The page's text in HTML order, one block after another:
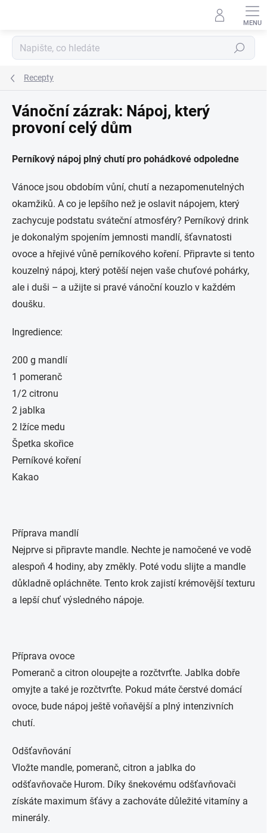
Hledat
Recepty
Vánoční zázrak: Nápoj, který
provoní celý dům
Perníkový nápoj plný chutí pro pohádkové odpoledne
Vánoce jsou obdobím vůní, chutí a nezapomenutelných
okamžiků. A co je lepšího než je oslavit nápojem, který
zachycuje podstatu sváteční atmosféry? Perníkový drink
je dokonalým spojením jemnosti mandlí, šťavnatosti
ovoce a hřejivé vůně perníkového koření. Připravte si tento
kouzelný nápoj, který potěší nejen vaše chuťové pohárky,
ale i duši – a užijte si pravé vánoční kouzlo v každém
doušku.
Ingredience:
200 g mandlí
1 pomeranč
1/2 citronu
2 jablka
2 lžíce medu
Špetka skořice
Perníkové koření
Kakao
Příprava mandlí
Nejprve si připravte mandle. Nechte je namočené ve vodě
alespoň 4 hodiny, aby změkly. Poté vodu slijte a mandle
důkladně opláchněte. Tento krok zajistí krémovější texturu
a lepší chuť výsledného nápoje.
Příprava ovoce
Pomeranč a citron oloupejte a rozčtvrťte. Jablka dobře
omyjte a také je rozčtvrťte. Pokud máte čerstvé domácí
ovoce, bude nápoj ještě voňavější a plný intenzivních
chutí.
Odšťavňování
Vložte mandle, pomeranč, citron a jablka do
odšťavňovače Hurom. Díky šnekovému odšťavňovači
získáte maximum šťávy a zachováte důležité vitamíny a
minerály.